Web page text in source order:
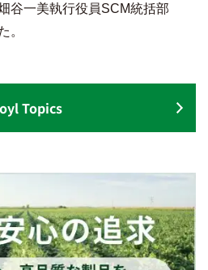
谷一美執行役員SCM統括部
。
Topics